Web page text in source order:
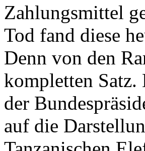
Zahlungsmittel
Tod fand diese
Denn von den
kompletten Satz.
der
auf die